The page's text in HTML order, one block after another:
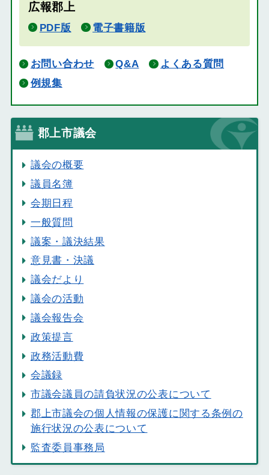
広報郡上
PDF版 電子書籍版
お問い合わせ Q&A
よくある質問
例規集
郡上市議会
議会の概要
議員名簿
会期日程
一般質問
議案・議決結果
意見書・決議
議会だより
議会の活動
議会報告会
政策提言
政務活動費
会議録
市議会議員の請負状況の公表について
郡上市議会の個人情報の保護に関する条例の
施行状況の公表について
監査委員事務局